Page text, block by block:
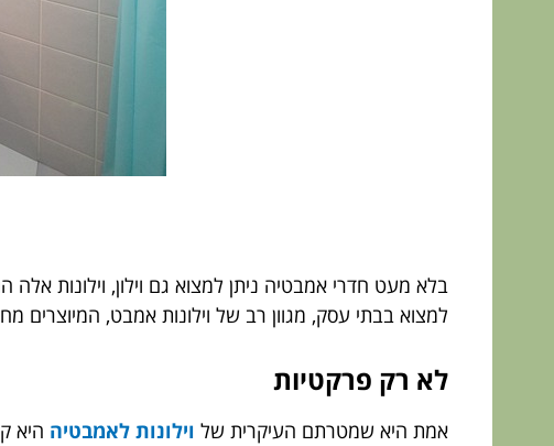
בלא מעט חדרי אמבטיה ניתן למצוא גם וילון, וילונות
למצוא בבתי עסק, מגוון רב של וילונות אמבט, המיוצרים
לא רק פרקטיות
אמת היא שמטרתם העיקרית של וילונות לאמבטיה היא